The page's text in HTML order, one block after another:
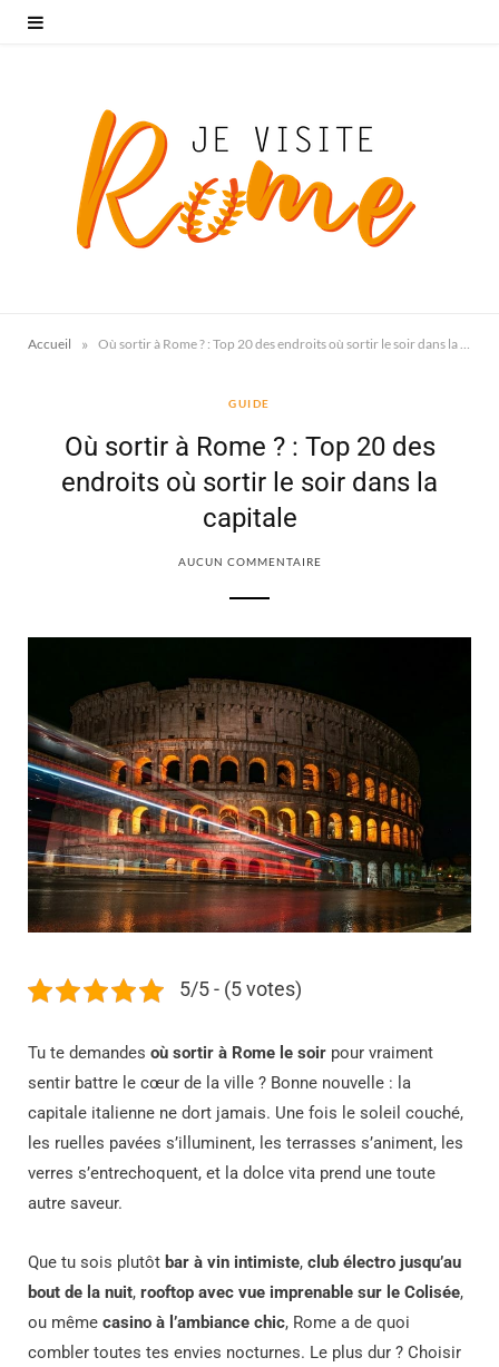
Accueil »
GUIDE
Où sortir à Rome ? : Top 20 des
endroits où sortir le soir dans la
capitale
AUCUN COMMENTAIRE
5/5 - (5 votes)
Tu te demandes où sortir à Rome le soir pour vraiment
sentir battre le cœur de la ville ? Bonne nouvelle : la
capitale italienne ne dort jamais. Une fois le soleil couché,
les ruelles pavées s’illuminent, les terrasses s’animent, les
verres s’entrechoquent, et la dolce vita prend une toute
autre saveur.
Que tu sois plutôt bar à vin intimiste, club électro jusqu’au
bout de la nuit, rooftop avec vue imprenable sur le Colisée,
ou même casino à l’ambiance chic, Rome a de quoi
combler toutes tes envies nocturnes. Le plus dur ? Choisir